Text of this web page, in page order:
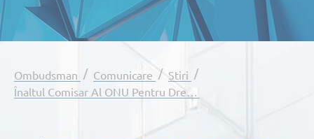
Ombudsman / Comunicare / Știri /
Înaltul Comisar Al ONU Pentru Drepturile Omului A Cerut Încetarea Imediată A Acțiunilor Militare Ale Federației Ruse Împotriva Ucrainei